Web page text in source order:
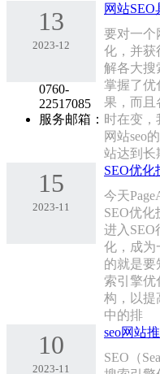
网站SEO
要对一个
化，并获
解各大搜
掌握了优
果，而且
时在变，
网站seo
站达到长
13
2023-12
SEO优化
今天
SEO优
进入SEO
化，成为
的就是要
索引擎优
构，以提
中的排
15
2023-11
seo网站
SEO（
10
2023-11
0760-
22517085
服务邮箱：